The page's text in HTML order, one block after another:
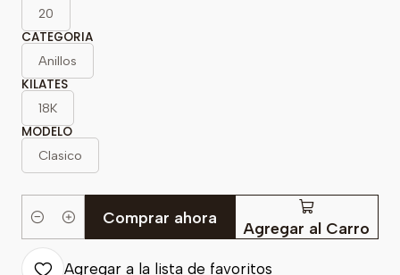
20
CATEGORIA
Anillos
KILATES
18K
MODELO
Clasico
Cantidad Agregar al Carro
Comprar ahora
Agregar a la lista de favoritos